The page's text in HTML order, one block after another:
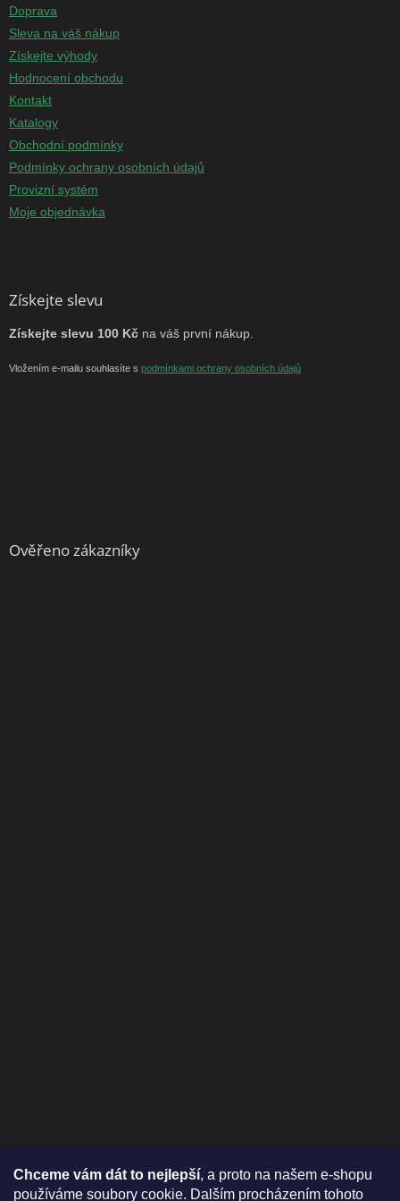
Chceme vám dát to nejlepší, a proto na našem e-shopu
používáme soubory cookie. Dalším procházením tohoto
Doprava
Sleva na váš nákup
Získejte výhody
Hodnocení obchodu
Kontakt
Katalogy
Obchodní podmínky
Podmínky ochrany osobních údajů
Provizní systém
Moje objednávka
Získejte slevu
Získejte slevu 100 Kč na váš první nákup.
Vložením e-mailu souhlasíte s podmínkami ochrany osobních údajů
Ověřeno zákazníky